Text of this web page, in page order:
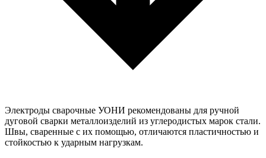
Электроды сварочные УОНИ рекомендованы для ручной
дуговой сварки металлоизделий из углеродистых марок стали.
Швы, сваренные с их помощью, отличаются пластичностью и
стойкостью к ударным нагрузкам.